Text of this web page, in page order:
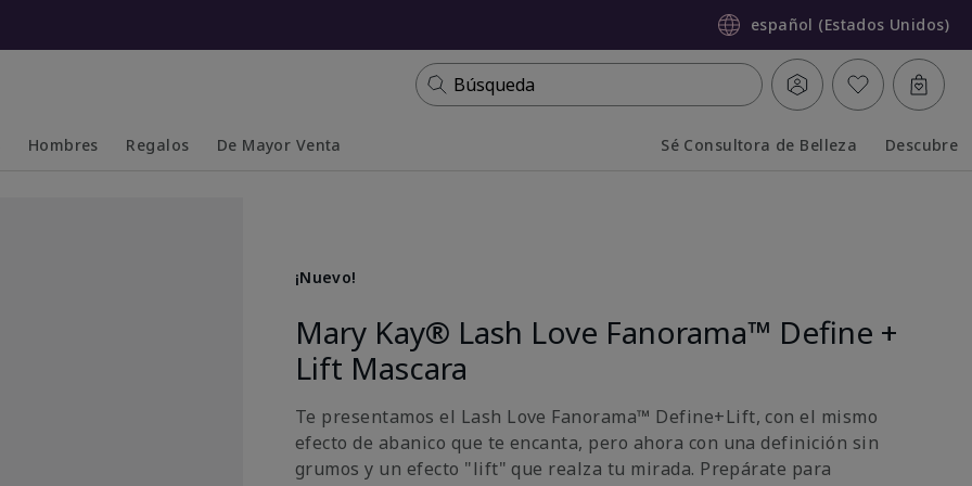
español (Estados Unidos)
Búsqueda
Hombres Regalos De Mayor Venta Sé Consultora de Belleza Descubre
¡Nuevo!
Mary Kay® Lash Love Fanorama™ Define +
Lift Mascara
Te presentamos el Lash Love Fanorama™ Define+Lift, con el mismo
efecto de abanico que te encanta, pero ahora con una definición sin
grumos y un efecto "lift" que realza tu mirada. Prepárate para